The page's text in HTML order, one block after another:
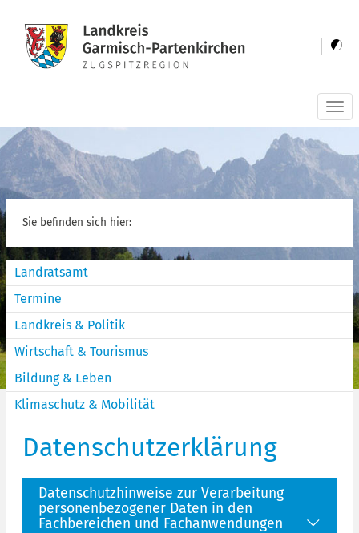
Sie befinden sich hier:
Landratsamt
Termine
Landkreis & Politik
Wirtschaft & Tourismus
Bildung & Leben
Klimaschutz & Mobilität
Datenschutzerklärung
Datenschutzhinweise zur Verarbeitung
personenbezogener Daten in den
Fachbereichen und Fachanwendungen